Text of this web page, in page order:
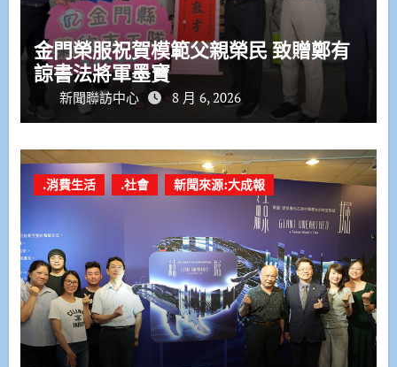
金門榮服祝賀模範父親榮民 致贈鄭有
諒書法將軍墨寶
新聞聯訪中心 8 月 6, 2026
.消費生活 .社會 新聞來源:大成報